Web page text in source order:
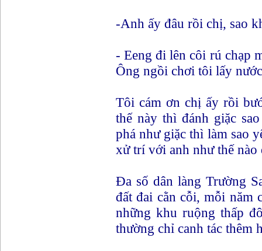
-Anh ấy đâu rồi chị, sao
- Eeng đi lên côi rú chạp
Ông ngồi chơi tôi lấy
Tôi cám ơn chị ấy rồi
thế này thì đánh giặc
phá như giặc thì làm sao
xử trí với anh như thế nào
Đa số dân làng Trường
đất đai cằn cỗi, mỗi năm
những khu ruộng thấp
thường chỉ canh tác thêm